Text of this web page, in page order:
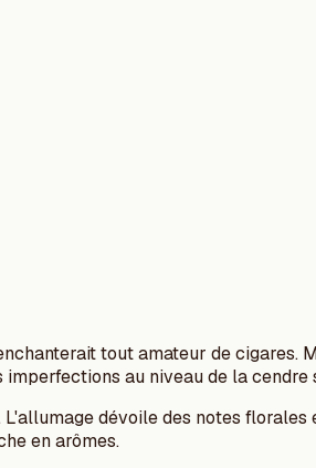
tout amateur de cigares.
au niveau de la cendre
dévoile des notes
en arômes.